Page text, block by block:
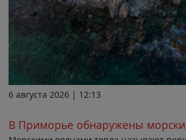
6 августа 2026 | 12:13
В Приморье обнаружены